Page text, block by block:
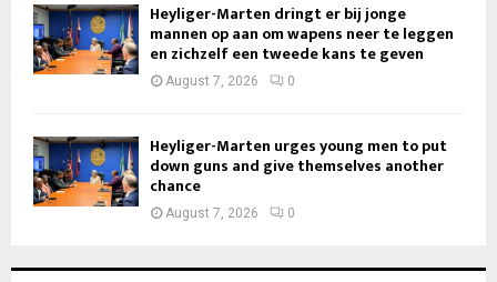
Heyliger-Marten dringt er bij jonge
mannen op aan om wapens neer te leggen
en zichzelf een tweede kans te geven
August 7, 2026 0
Heyliger-Marten urges young men to put
down guns and give themselves another
chance
August 7, 2026 0